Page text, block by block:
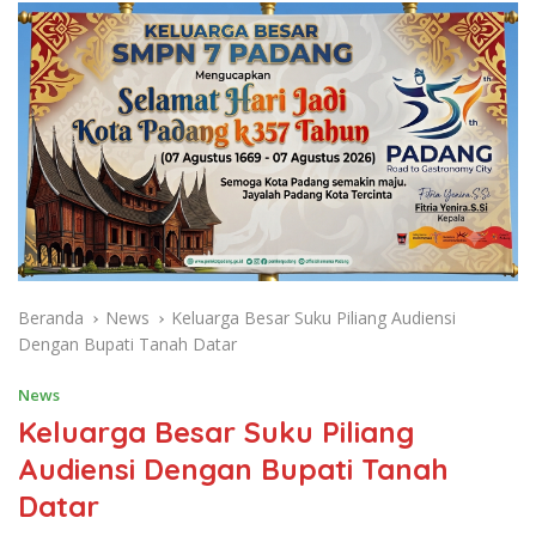
Beranda News
Keluarga Besar Suku Piliang Audiensi
Dengan Bupati Tanah Datar
News
Keluarga Besar Suku Piliang
Audiensi Dengan Bupati Tanah
Datar